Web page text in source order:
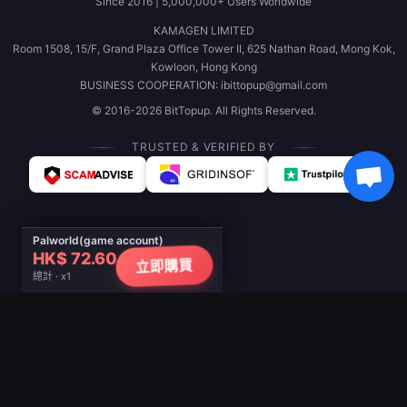
Palworld(game account)
HK$ 72.60
總計 · x1
立即購買
KAMAGEN LIMITED
Room 1508, 15/F, Grand Plaza Office Tower II, 625 Nathan Road, Mong Kok,
Kowloon, Hong Kong
BUSINESS COOPERATION: ibittopup@gmail.com
© 2016-2026 BitTopup. All Rights Reserved.
TRUSTED & VERIFIED BY